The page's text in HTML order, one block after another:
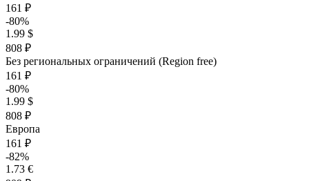
161 ₽
-80%
1.99 $
808 ₽
Без региональных ограничений (Region free)
161 ₽
-80%
1.99 $
808 ₽
Европа
161 ₽
-82%
1.73 €